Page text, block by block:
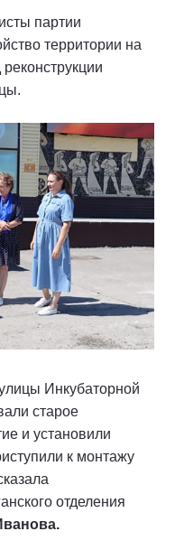
партии
территории на
Инкубаторной
старое
и установили
к монтажу
отделения